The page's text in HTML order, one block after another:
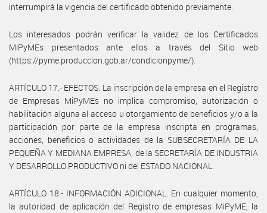
interrumpirá la vigencia del certificado obtenido previamente.
Los interesados podrán verificar la validez de los Certificados
MiPyMEs presentados ante ellos a través del Sitio web
(https://pyme.produccion.gob.ar/condicionpyme/).
ARTÍCULO 17.- EFECTOS. La inscripción de la empresa en el Registro
de Empresas MiPyMEs no implica compromiso, autorización o
habilitación alguna al acceso u otorgamiento de beneficios y/o a la
participación por parte de la empresa inscripta en programas,
acciones, beneficios o actividades de la SUBSECRETARÍA DE LA
PEQUEÑA Y MEDIANA EMPRESA, de la SECRETARÍA DE INDUSTRIA
Y DESARROLLO PRODUCTIVO ni del ESTADO NACIONAL.
ARTÍCULO 18.- INFORMACIÓN ADICIONAL. En cualquier momento,
la autoridad de aplicación del Registro de empresas MiPyME, la